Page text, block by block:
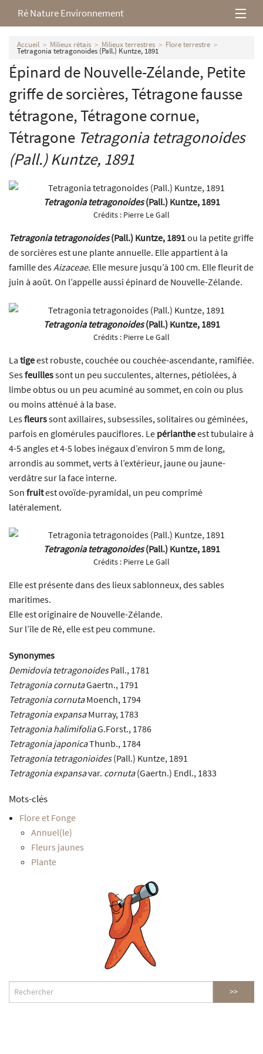
Ré Nature Environnement
L’association
Milieux rétais
Nos parutions
Accueil Milieux rétais Milieux terrestres Flore terrestre
Tetragonia tetragonoides (Pall.) Kuntze, 1891
Épinard de Nouvelle-Zélande, Petite
griffe de sorcières, Tétragone fausse
tétragone, Tétragone cornue,
Tétragone Tetragonia tetragonoides
(Pall.) Kuntze, 1891
Tetragonia tetragonoides(Pall.) Kuntze, 1891
Crédits : Pierre Le Gall
Tetragonia tetragonoides(Pall.) Kuntze, 1891ou la petite griffe
de sorcières est une plante annuelle. Elle appartient à la
famille desAizaceae. Elle mesure jusqu’à 100 cm. Elle fleurit de
juin à août. On l’appelle aussi épinard de Nouvelle-Zélande.
Tetragonia tetragonoides(Pall.) Kuntze, 1891
Crédits : Pierre Le Gall
La tigeest robuste, couchée ou couchée-ascendante, ramifiée.
Sesfeuillessont un peu succulentes, alternes, pétiolées, à
limbe obtus ou un peu acuminé au sommet, en coin ou plus
ou moins atténué à la base.
Lesfleurssont axillaires, subsessiles, solitaires ou géminées,
parfois en glomérules pauciflores. Le périantheest tubulaire à
4-5 angles et 4-5 lobes inégaux d’environ 5 mm de long,
arrondis au sommet, verts à l’extérieur, jaune ou jaune-
verdâtre sur la face interne.
Son fruitest ovoïde-pyramidal, un peu comprimé
latéralement.
Tetragonia tetragonoides(Pall.) Kuntze, 1891
Crédits : Pierre Le Gall
Elle est présente dans des lieux sablonneux, des sables
maritimes.
Elle est originaire de Nouvelle-Zélande.
Sur l’île de Ré, elle est peu commune.
Synonymes
Demidovia tetragonoidesPall., 1781
Tetragonia cornutaGaertn., 1791
Tetragonia cornutaMoench, 1794
Tetragonia expansaMurray, 1783
Tetragonia halimifoliaG.Forst., 1786
Tetragonia japonicaThunb., 1784
Tetragonia tetragonioides(Pall.) Kuntze, 1891
Tetragonia expansavar. cornuta(Gaertn.) Endl., 1833
Mots-clés
Flore et Fonge
Annuel(le)
Fleurs jaunes
Plante